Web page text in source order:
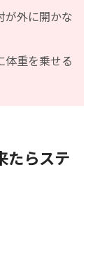
外に開かな
重を乗せる
たらステ